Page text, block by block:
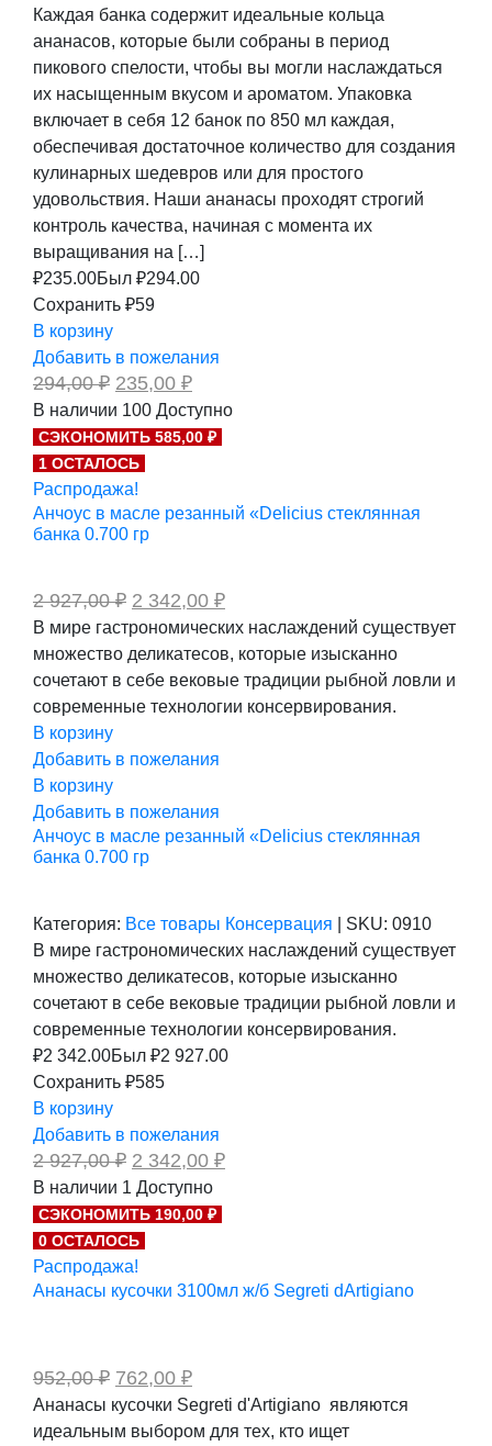
Каждая банка содержит идеальные кольца
ананасов, которые были собраны в период
пикового спелости, чтобы вы могли наслаждаться
их насыщенным вкусом и ароматом. Упаковка
включает в себя 12 банок по 850 мл каждая,
обеспечивая достаточное количество для создания
кулинарных шедевров или для простого
удовольствия. Наши ананасы проходят строгий
контроль качества, начиная с момента их
выращивания на […]
₽235.00Был ₽294.00
Сохранить ₽59
В корзину
Добавить в пожелания
294,00₽ Первоначальная
цена
составляла
294,00 ₽.
235,00 ₽Текущая
235,00 ₽.
В наличии 100 Доступно
СЭКОНОМИТЬ 585,00 ₽
1 ОСТАЛОСЬ
Распродажа!
Анчоус в масле резанный «Delicius стеклянная
банка 0.700 гр
2 927,00₽ Первоначальная
составляла
2
927,00 ₽.
2 342,00 ₽Текущая
2
342,00 ₽.
В мире гастрономических наслаждений существует
множество деликатесов, которые изысканно
сочетают в себе вековые традиции рыбной ловли и
современные технологии консервирования.
В корзину
Добавить в пожелания
В корзину
Добавить в пожелания
Анчоус в масле резанный «Delicius стеклянная
банка 0.700 гр
Категория: Все товары Консервация SKU: 0910
В мире гастрономических наслаждений существует
множество деликатесов, которые изысканно
сочетают в себе вековые традиции рыбной ловли и
современные технологии консервирования.
₽2 342.00Был ₽2 927.00
Сохранить ₽585
В корзину
Добавить в пожелания
2 927,00₽ Первоначальная
цена
составляла
2
927,00 ₽.
2 342,00 ₽Текущая
В наличии 1 Доступно
СЭКОНОМИТЬ 190,00 ₽
0 ОСТАЛОСЬ
Распродажа!
Ананасы кусочки 3100мл ж/б Segreti dArtigiano
952,00₽ Первоначальная
составляла
952,00 ₽.
762,00 ₽Текущая
цена:
762,00 ₽.
Ананасы кусочки Segreti d'Artigiano являются
идеальным выбором для тех, кто ищет